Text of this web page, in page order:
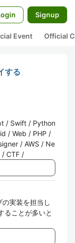
Signup
Event Official
する
/ Swift / Python
/ Web / PHP /
/ AWS / Ne
CTF /
実装を担当し
ることが多いと